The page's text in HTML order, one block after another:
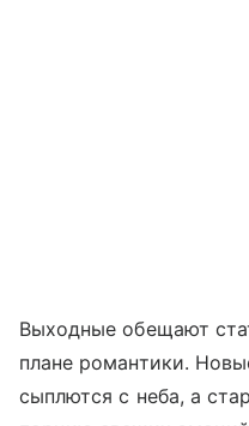
Выходные обещают
плане романтики.
сыплются с неба, а